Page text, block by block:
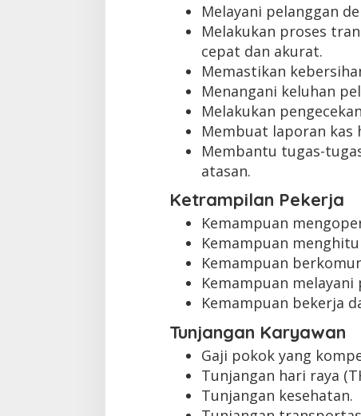
Melayani pelanggan
Melakukan proses
cepat dan akurat.
Memastikan
Menangani keluhan
Melakukan
Membuat laporan kas
Membantu tugas-
atasan.
Ketrampilan Pekerja
Kemampuan
Kemampuan
Kemampuan
Kemampuan
Kemampuan bekerja
Tunjangan Karyawan
Gaji pokok yang
Tunjangan hari raya
Tunjangan kesehatan.